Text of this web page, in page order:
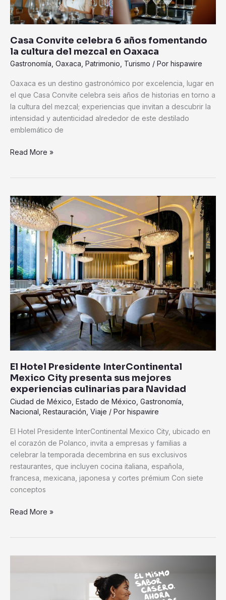
Casa Convite celebra 6 años fomentando
la cultura del mezcal en Oaxaca
Gastronomía Oaxaca Patrimonio Turismo / Por hispawire
Oaxaca es un destino gastronómico por excelencia, lugar en
el que Casa Convite celebra seis años de historias en torno a
la cultura del mezcal; experiencias que invitan a descubrir la
intensidad y autenticidad alrededor de este destilado
emblemático de
del
mezcal
Oaxaca
Read More »
El Hotel Presidente InterContinental
Mexico City presenta sus mejores
experiencias culinarias para Navidad
Ciudad de México Estado de México Gastronomía
Nacional Restauración Viaje / Por hispawire
El Hotel Presidente InterContinental Mexico City, ubicado en
el corazón de Polanco, invita a empresas y familias a
celebrar la temporada decembrina en sus exclusivos
restaurantes, que incluyen cocina italiana, española,
francesa, mexicana, japonesa y cortes prémium Con siete
conceptos
El
Hotel
Presidente
InterContinental
Mexico
City
presenta
sus
mejores
experiencias
culinarias
Navidad
Read More »